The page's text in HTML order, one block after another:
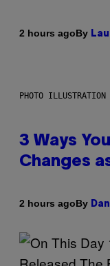
2 hours agoBy
PHOTO
3 Ways
Changes
2 hours agoBy